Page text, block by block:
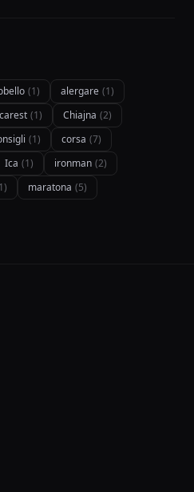
(1) alergare (1)
(1) Chiajna (2)
(1) corsa (7)
Ica (1) ironman (2)
maratona (5)